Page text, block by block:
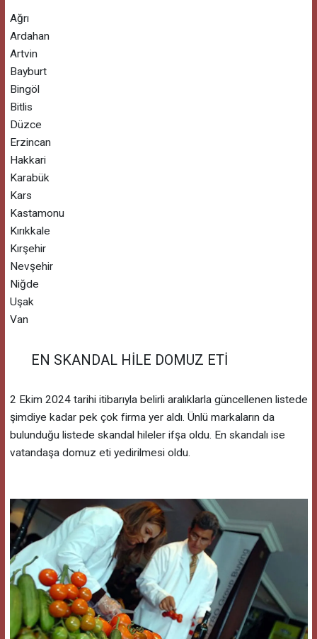
Ağrı
Ardahan
Artvin
Bayburt
Bingöl
Bitlis
Düzce
Erzincan
Hakkari
Karabük
Kars
Kastamonu
Kırıkkale
Kırşehir
Nevşehir
Niğde
Uşak
Van
EN SKANDAL HİLE DOMUZ ETİ
2 Ekim 2024 tarihi itibarıyla belirli aralıklarla güncellenen listede
şimdiye kadar pek çok firma yer aldı. Ünlü markaların da
bulunduğu listede skandal hileler ifşa oldu. En skandalı ise
vatandaşa domuz eti yedirilmesi oldu.